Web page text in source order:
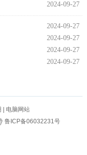
2024-09-27
2024-09-27
2024-09-27
2024-09-27
2024-09-27
电脑网站
鲁ICP备06032231号